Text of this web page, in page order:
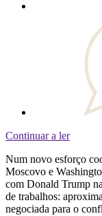
Continuar a ler
Num novo esforço
Moscovo e
com Donald Trump
de trabalhos:
negociada para o